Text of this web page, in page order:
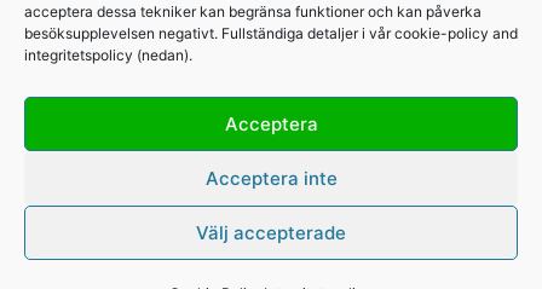
acceptera dessa tekniker kan begränsa funktioner och kan påverka
besöksupplevelsen negativt. Fullständiga detaljer i vår cookie-policy and
integritetspolicy (nedan).
Acceptera
Acceptera inte
Välj accepterade
Copyright Per Karlsson & Britt Karlsson, BKWine AB, 2010-2026
Integritetspolicy och cookies